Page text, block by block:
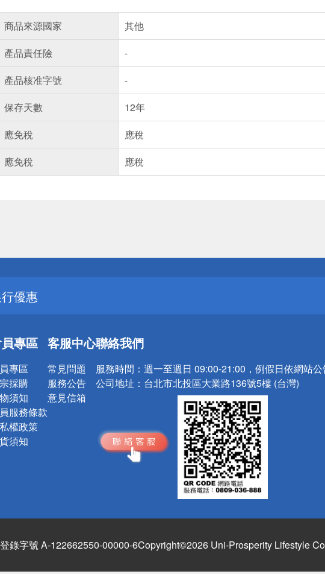
商品來源國家
其他
產品責任險
-
產品核准字號
-
保存天數
12年
應免稅
應稅
應免稅
應稅
公告
話題
優惠
地區配送
專區
專區
採購
須知
服務條款
權政策
須知
客服中心
常見問題
服務公告
意見信箱
聯絡我們
服務時間： 週一至週日 09:00-21:00，例假日依網站
公司地址： 台北市北投區大業路136號5樓 (台灣)
錄字號 A-122662550-00000-6Copyright©2026 Uni-Prosperity Lifestyle